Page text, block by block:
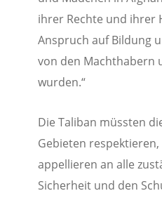
ihrer Rechte und ihrer
Anspruch auf Bildung
von den Machthabern
wurden.“
Die Taliban müssten
Gebieten
appellieren an alle
Sicherheit und den